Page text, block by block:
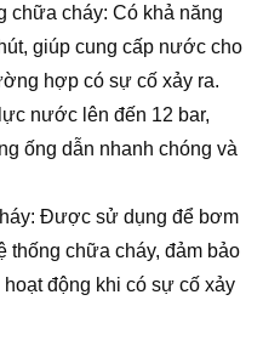
chữa cháy: Có khả năng
giúp cung cấp nước cho
hợp có sự cố xảy ra.
nước lên đến 12 bar,
ống dẫn nhanh chóng và
Được sử dụng để bơm
chữa cháy, đảm bảo
động khi có sự cố xảy